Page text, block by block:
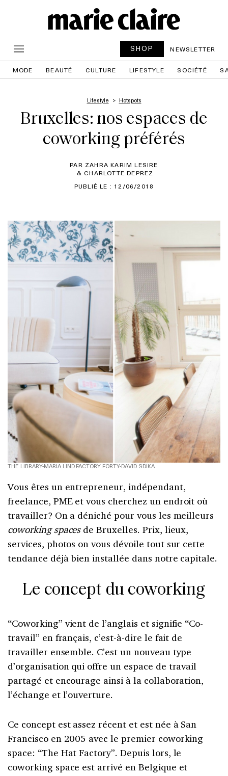
SHOP NEWSLETTER
MODE BEAUTÉ CULTURE LIFESTYLE SOCIÉTÉ
Lifestyle Hotspots
Bruxelles: nos espaces de
coworking préférés
PAR ZAHRA KARIM LESIRE
& CHARLOTTE DEPREZ
PUBLIÉ LE : 12/06/2018
THE LIBRARY-MARIA LIND FACTORY FORTY-DAVID SDIKA
Vous êtes un entrepreneur, indépendant,
freelance, PME et vous cherchez un endroit où
travailler? On a déniché pour vous les meilleurs
coworking spacesde Bruxelles. Prix, lieux,
services, photos on vous dévoile tout sur cette
tendance déjà bien installée dans notre capitale.
Le concept du coworking
“Coworking” vient de l’anglais et signifie “Co-
travail” en français, c’est-à-dire le fait de
travailler ensemble. C’est un nouveau type
d’organisation qui offre un espace de travail
partagé et encourage ainsi à la collaboration,
l’échange et l’ouverture.
Ce concept est assez récent et est née à San
Francisco en 2005 avec le premier coworking
space: “The Hat Factory”. Depuis lors, le
coworking space est arrivé en Belgique et